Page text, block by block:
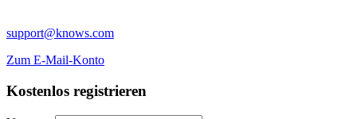
support@knows.com
Zum E-Mail-Konto
Kostenlos registrieren